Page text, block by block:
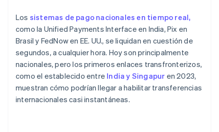
Los sistemas de pago nacionales en tiempo real,
como la Unified Payments Interface en India, Pix en
Brasil y FedNow en EE. UU., se liquidan en cuestión de
segundos, a cualquier hora. Hoy son principalmente
nacionales, pero los primeros enlaces transfronterizos,
como el establecido entre India y Singapur en 2023,
muestran cómo podrían llegar a habilitar transferencias
internacionales casi instantáneas.